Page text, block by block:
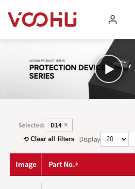
Selected: D14 ✕
⟲ Clear all filters Display
Image Part No.